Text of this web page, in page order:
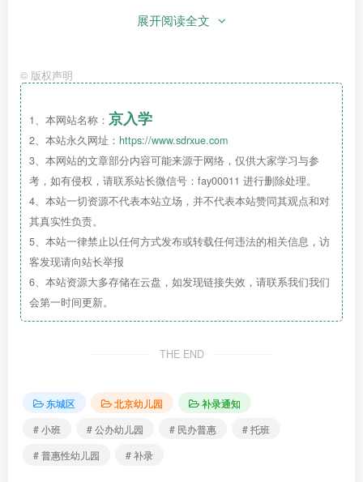
展开阅读全文
© 版权声明
1、本网站名称： 京入学
2、本站永久网址： https://www.sdrxue.com
3、本网站的文章部分内容可能来源于网络，仅供大家学习与参
考，如有侵权，请联系站长微信号：fay00011 进行删除处理。
4、本站一切资源不代表本站立场，并不代表本站赞同其观点和对
其真实性负责。
5、本站一律禁止以任何方式发布或转载任何违法的相关信息，访
客发现请向站长举报
6、本站资源大多存储在云盘，如发现链接失效，请联系我们我们
会第一时间更新。
THE END
东城区 北京幼儿园
补录通知
# 小班
# 公办幼儿园 # 民办普惠
# 托班
# 普惠性幼儿园
# 补录